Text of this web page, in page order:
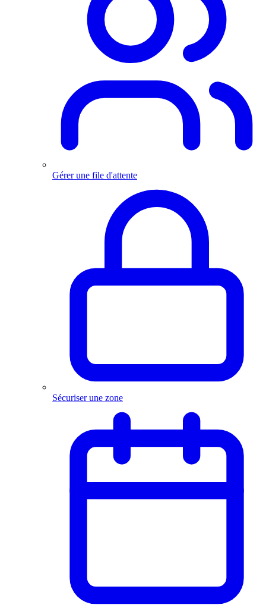
Gérer une file d'attente
Sécuriser une zone